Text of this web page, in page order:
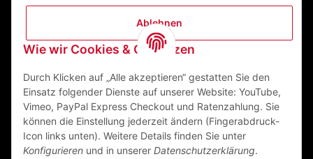
Ablehnen
Wie wir Cookies & Co nutzen
Durch Klicken auf „Alle akzeptieren“ gestatten Sie den
Einsatz folgender Dienste auf unserer Website: YouTube,
Vimeo, PayPal Express Checkout und Ratenzahlung. Sie
können die Einstellung jederzeit ändern (Fingerabdruck-
Icon links unten). Weitere Details finden Sie unter
Konfigurieren und in unserer Datenschutzerklärung.
ZEGO Textilveredelungszentrum GmbH
63741 Aschaffenburg Deutschland
Mail:info@zego-tvz.de
Tel.:06021 59092-0